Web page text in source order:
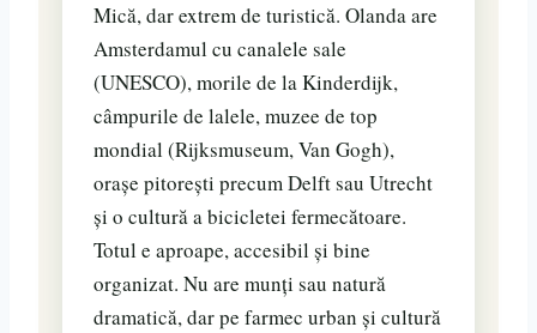
Mică, dar extrem de turistică. Olanda are
Amsterdamul cu canalele sale
(UNESCO), morile de la Kinderdijk,
câmpurile de lalele, muzee de top
mondial (Rijksmuseum, Van Gogh),
orașe pitorești precum Delft sau Utrecht
și o cultură a bicicletei fermecătoare.
Totul e aproape, accesibil și bine
organizat. Nu are munți sau natură
dramatică, dar pe farmec urban și cultură